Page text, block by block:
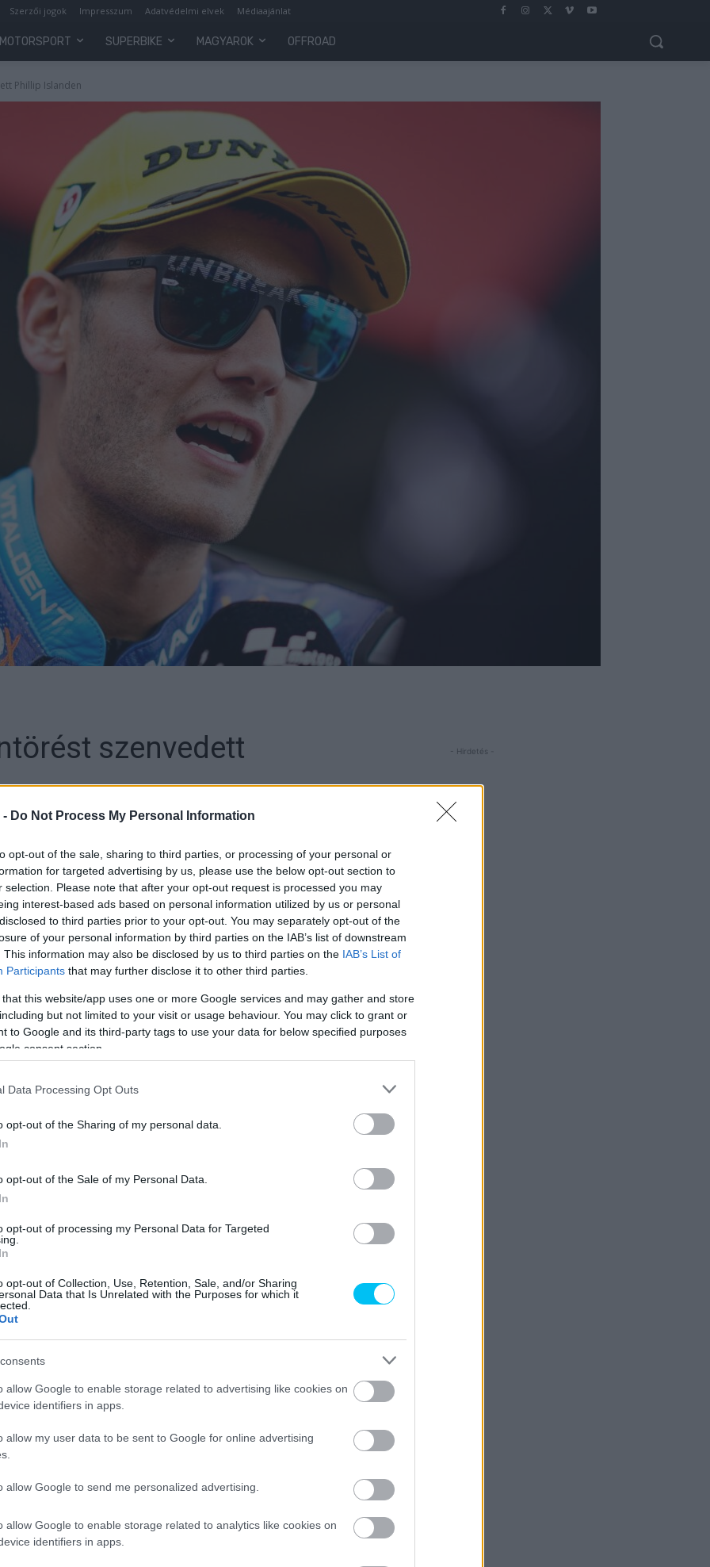
- Do Not Process My Personal Information
opt-out of the sale, sharing to third parties, or processing of your personal or
for targeted advertising by us, please use the below opt-out section to
selection. Please note that after your opt-out request is processed you may
interest-based ads based on personal information utilized by us or personal
to third parties prior to your opt-out. You may separately opt-out of the
of your personal information by third parties on the IAB’s list of downstream
This information may also be disclosed by us to third parties on the IAB’s List of
Participants that may further disclose it to other third parties.
that this website/app uses one or more Google services and may gather and store
but not limited to your visit or usage behaviour. You may click to grant or
to Google and its third-party tags to use your data for below specified purposes
consent section.
Data Processing Opt Outs
opt-out of the Sharing of my personal data.
opt-out of the Sale of my Personal Data.
opt-out of processing my Personal Data for Targeted
opt-out of Collection, Use, Retention, Sale, and/or Sharing
Data that Is Unrelated with the Purposes for which it
allow Google to enable storage related to advertising like cookies on
identifiers in apps.
allow my user data to be sent to Google for online advertising
allow Google to send me personalized advertising.
allow Google to enable storage related to analytics like cookies on
identifiers in apps.
Szerzői jogok Impresszum Adatvédelmi elvek Médiaajánlat
MOTORSPORT SUPERBIKE MAGYAROK OFFROAD
Phillip Islanden
szenvedett
miután a vasárnapi Ausztrál Moto2-es nagydíj
hátulról érkező Simone Corsi eltalálta őt.
esett, amikor az újonnan elnevezett Miller-kanyar
következtében az akkor 23. helyen álló Navarro
miatt nem tudott megmozdulni.
miközben Navarro a pálya szélén ült. Körök teltek el,
i kórházba szállították.
Most már csak azt kell megnéznünk, hogyan
is hamar rendbe jön.”
médiában írt:„Sajnálom, hogy nem tudtam elkerülni
meg és hamarosan újra nyeregbe szálljon…
a kisujjamon, és remélem, hogy én is minél
- Hirdetés -